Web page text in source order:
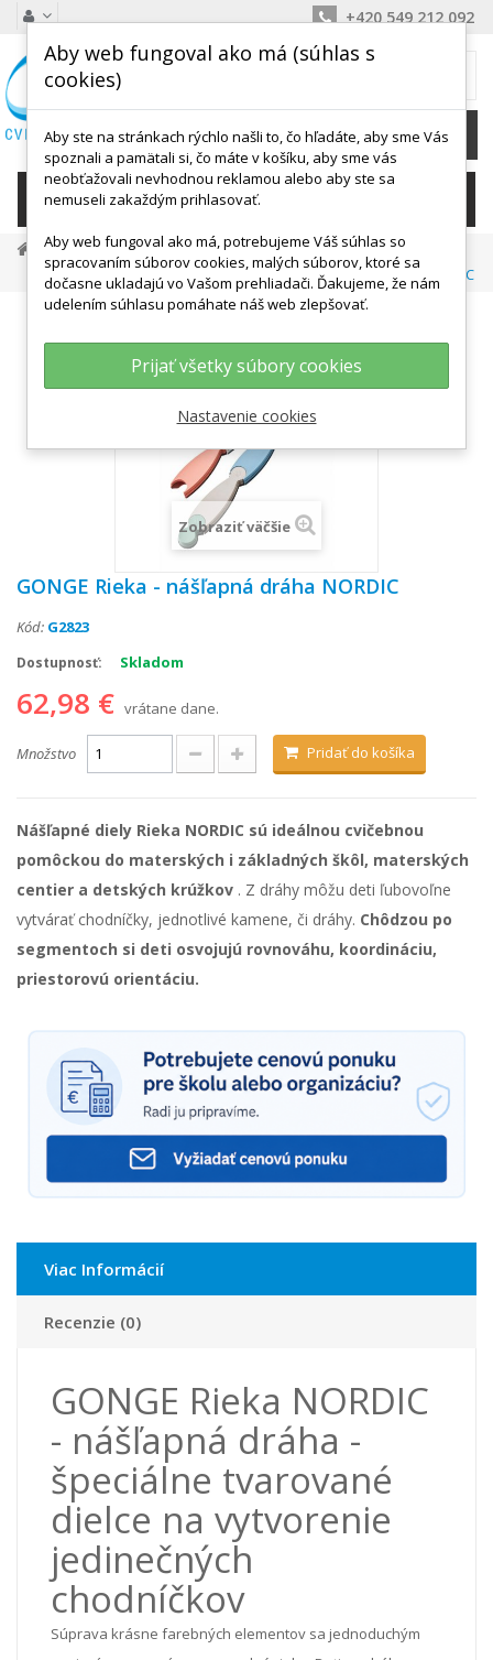
+420 549 212 092
KATEGÓRIE
Detské Aktivity, Didaktika
Motorika
Prekážkové Dráhy
GONGE Rieka - Nášľapná Dráha NORDIC
Zobraziť väčšie
GONGE Rieka - nášľapná dráha NORDIC
Kód: G2823
Dostupnosť: Skladom
62,98 € vrátane dane.
Množstvo Pridať do košíka
Nášľapné diely Rieka NORDIC sú ideálnou cvičebnou
pomôckou do materských i základných škôl, materských
centier a detských krúžkov . Z dráhy môžu deti ľubovoľne
vytvárať chodníčky, jednotlivé kamene, či dráhy. Chôdzou po
segmentoch si deti osvojujú rovnováhu, koordináciu,
priestorovú orientáciu.
Viac Informácií
Recenzie (0)
GONGE Rieka NORDIC
- nášľapná dráha -
špeciálne tvarované
dielce na vytvorenie
jedinečných
chodníčkov
Súprava krásne farebných elementov sa jednoduchým
Aby web fungoval ako má (súhlas s
cookies)
Aby ste na stránkach rýchlo našli to, čo hľadáte, aby sme Vás
spoznali a pamätali si, čo máte v košíku, aby sme vás
neobťažovali nevhodnou reklamou alebo aby ste sa
nemuseli zakaždým prihlasovať.
Aby web fungoval ako má, potrebujeme Váš súhlas so
spracovaním súborov cookies, malých súborov, ktoré sa
dočasne ukladajú vo Vašom prehliadači. Ďakujeme, že nám
udelením súhlasu pomáhate náš web zlepšovať.
Prijať všetky súbory cookies
Nastavenie cookies